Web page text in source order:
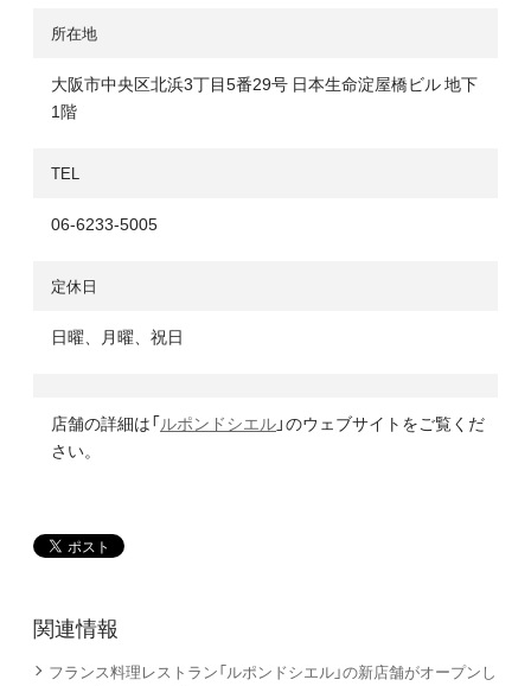
所在地
大阪市中央区北浜3丁目5番29号 日本生命淀屋橋ビル 地下
1階
TEL
06-6233-5005
定休日
日曜、月曜、祝日
店舗の詳細は「ルポンドシエル」のウェブサイトをご覧くだ
さい。
関連情報
フランス料理レストラン「ルポンドシエル」の新店舗がオープンし